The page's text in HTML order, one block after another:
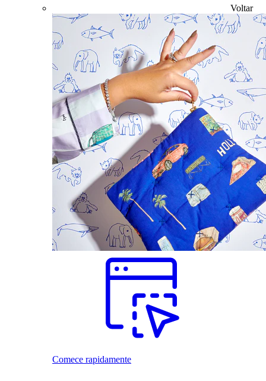
Voltar
Comece rapidamente